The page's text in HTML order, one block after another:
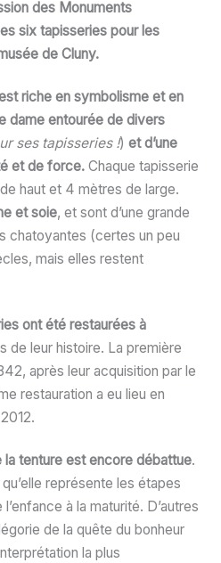
des Monuments
six tapisseries pour les
de Cluny.
riche en symbolisme et en
dame entourée de divers
ses tapisseries !) et d’une
et de force. Chaque tapisserie
haut et 4 mètres de large.
et soie, et sont d’une grande
chatoyantes (certes un peu
mais elles restent
ont été restaurées à
de leur histoire. La première
après leur acquisition par le
restauration a eu lieu en
tenture est encore débattue.
représente les étapes
à la maturité. D’autres
de la quête du bonheur
la plus